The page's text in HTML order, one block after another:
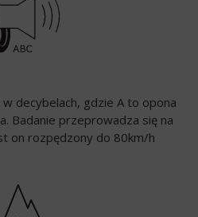
decybelach, gdzie A to opona
Badanie przeprowadza się na
on rozpędzony do 80km/h